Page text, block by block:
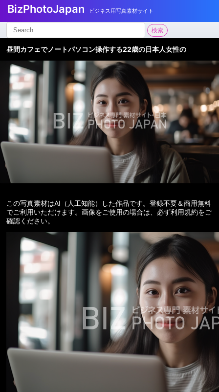
BizPhotoJapan ビジネス用写真素材サイト
検
索:
検索
昼間カフェでノートパソコン操作する22歳の日本人女性の
この写真素材はAI（人工知能）した作品です。登録不要＆商用無料
でご利用いただけます。画像をご使用の場合は、必ず利用規約をご
確認ください。